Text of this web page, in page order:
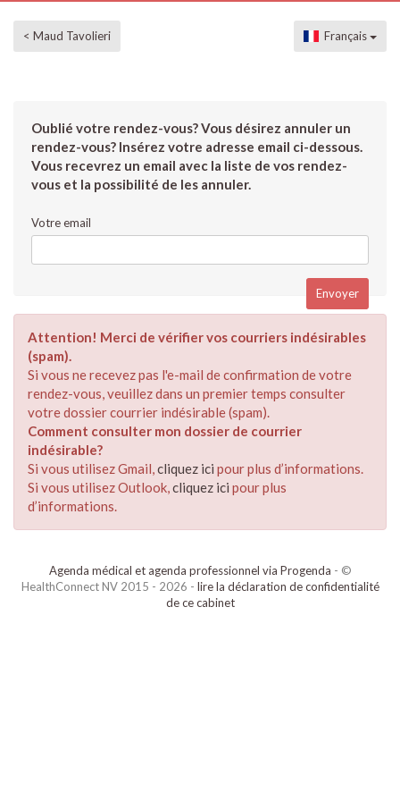
< Maud Tavolieri Français
Oublié votre rendez-vous? Vous désirez annuler un
rendez-vous? Insérez votre adresse email ci-dessous.
Vous recevrez un email avec la liste de vos rendez-
vous et la possibilité de les annuler.
Votre email
Attention! Merci de vérifier vos courriers indésirables
(spam).
Si vous ne recevez pas l'e-mail de confirmation de votre
rendez-vous, veuillez dans un premier temps consulter
votre dossier courrier indésirable (spam).
Comment consulter mon dossier de courrier
indésirable?
Si vous utilisez Gmail,cliquez ici pour plus d’informations.
Si vous utilisez Outlook,cliquez ici pour plus
d’informations.
Agenda médical et agenda professionnel via Progenda - ©
HealthConnect NV 2015 - 2026 - lire la déclaration de confidentialité
de ce cabinet